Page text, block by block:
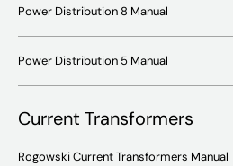
Power Distribution 8 Manual
Power Distribution 5 Manual
Current Transformers
Rogowski Current Transformers Manual